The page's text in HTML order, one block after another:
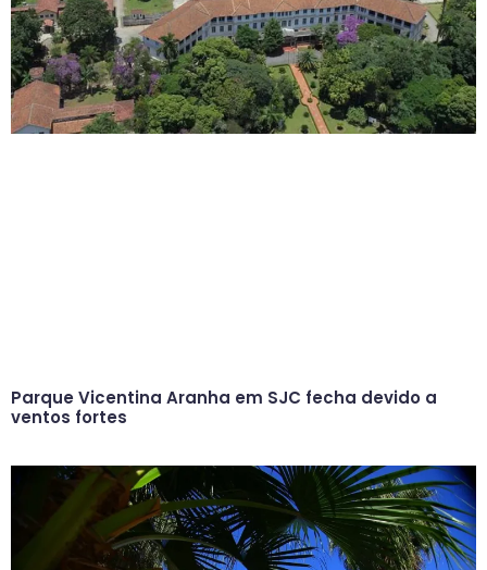
Parque Vicentina Aranha em SJC fecha devido a
ventos fortes